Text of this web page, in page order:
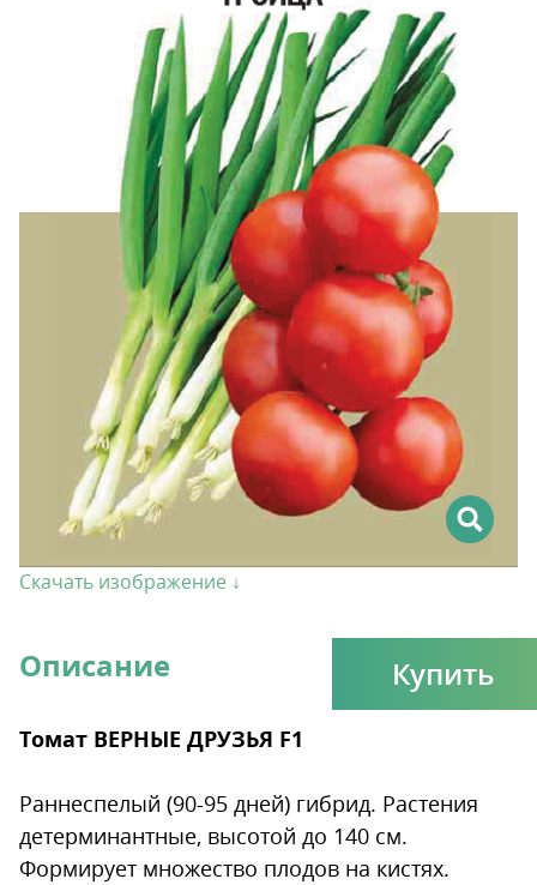
Скачать изображение ↓
Купить
Описание
Томат ВЕРНЫЕ ДРУЗЬЯ F1
Раннеспелый (90-95 дней) гибрид. Растения
детерминантные, высотой до 140 см.
Формирует множество плодов на кистях.